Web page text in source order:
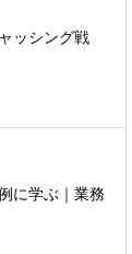
ッシング戦
に学ぶ｜業務